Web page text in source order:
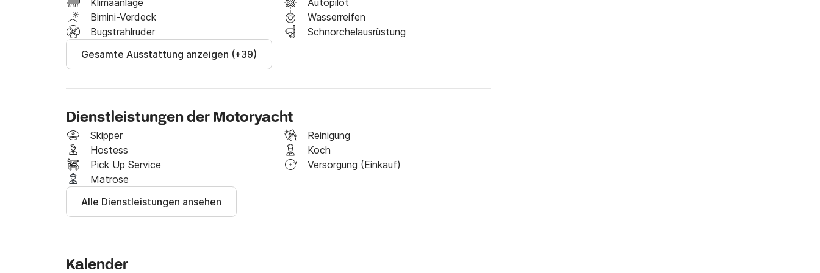
⛵ Bettwäsche aus natürlicher Baumwolle;
Mit der George V besuchen Sie einzigartige Reiseziele wie:
⚓ Die Athener Riviera und viele Inseln: Ägina, Agistri, Poros, Hydra usw.
⚓ Lagunen mit kristallklarem, blauem Wasser, die vom Land aus nicht erreichbar sind.
Klimaanlage
Autopilot
Bimini-Verdeck
Wasserreifen
Bugstrahlruder
Schnorchelausrüstung
Gesamte Ausstattung anzeigen (+39)
Dienstleistungen der Motoryacht
Skipper
Reinigung
Hostess
Koch
Pick Up Service
Versorgung (Einkauf)
Matrose
Alle Dienstleistungen ansehen
Kalender